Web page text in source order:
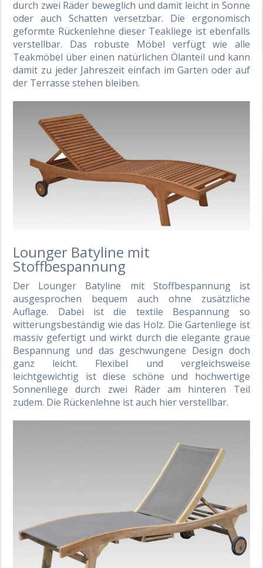
durch zwei Räder beweglich und damit leicht in Sonne
oder auch Schatten versetzbar. Die ergonomisch
geformte Rückenlehne dieser Teakliege ist ebenfalls
verstellbar. Das robuste Möbel verfügt wie alle
Teakmöbel über einen natürlichen Ölanteil und kann
damit zu jeder Jahreszeit einfach im Garten oder auf
der Terrasse stehen bleiben.
Lounger Batyline mit
Stoffbespannung
Der Lounger Batyline mit Stoffbespannung ist
ausgesprochen bequem auch ohne zusätzliche
Auflage. Dabei ist die textile Bespannung so
witterungsbeständig wie das Holz. Die Gartenliege ist
massiv gefertigt und wirkt durch die elegante graue
Bespannung und das geschwungene Design doch
ganz leicht. Flexibel und vergleichsweise
leichtgewichtig ist diese schöne und hochwertige
Sonnenliege durch zwei Räder am hinteren Teil
zudem. Die Rückenlehne ist auch hier verstellbar.